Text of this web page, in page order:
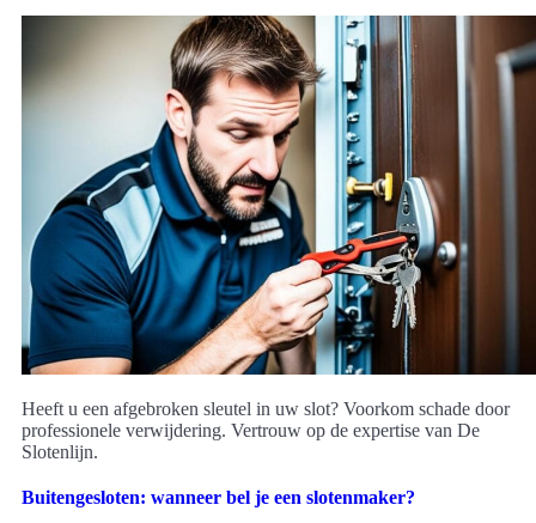
Heeft u een afgebroken sleutel in uw slot? Voorkom schade door
professionele verwijdering. Vertrouw op de expertise van De
Slotenlijn.
Buitengesloten: wanneer bel je een slotenmaker?